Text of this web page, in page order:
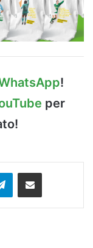
!
per
TelegramCondividi via Email